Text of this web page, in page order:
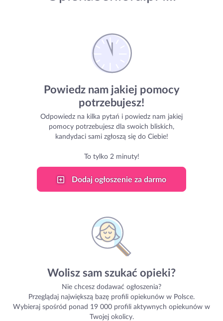
Powiedz nam jakiej pomocy
potrzebujesz!
Odpowiedz na kilka pytań i powiedz nam jakiej
pomocy potrzebujesz dla swoich bliskich,
kandydaci sami zgłoszą się do Ciebie!
To tylko 2 minuty!
Dodaj ogłoszenie za darmo
Wolisz sam szukać opieki?
Nie chcesz dodawać ogłoszenia?
Przeglądaj największą bazę profili opiekunów w Polsce.
Wybieraj spośród ponad 19 000 profili aktywnych opiekunów w
Twojej okolicy.